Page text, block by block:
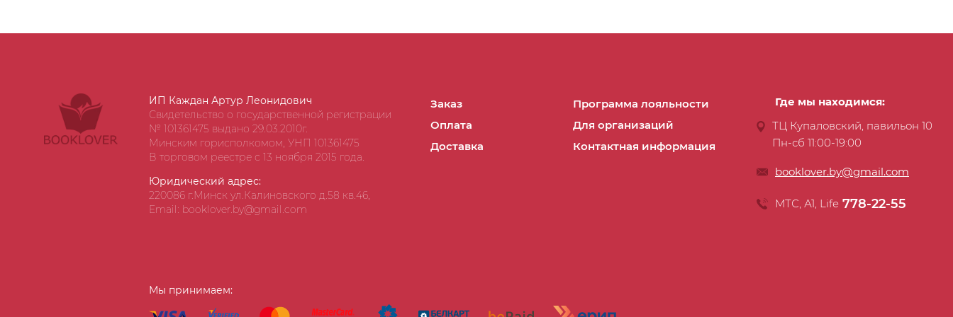
ИП Каждан Артур Леонидович
Свидетельство о государственной регистрации
№ 101361475 выдано 29.03.2010г.
Минским горисполкомом, УНП 101361475
В торговом реестре с 13 ноября 2015 года.
Юридический адрес:
220086 г.Минск ул.Калиновского д.58 кв.46,
Email: booklover.by@gmail.com
Заказ
Оплата
Доставка
Программа лояльности
Для организаций
Контактная информация
Мы принимаем:
Где мы находимся:
ТЦ Купаловский, павильон 10
Пн-сб 11:00-19:00
booklover.by@gmail.com
МТС, А1, Life 778-22-55